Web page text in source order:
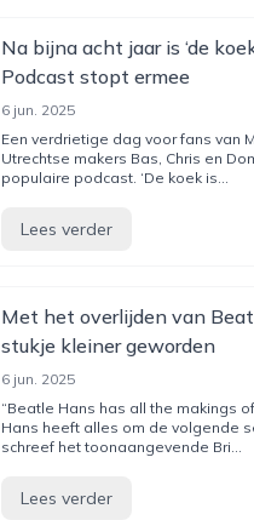
Na bijna acht jaar is ‘de
Podcast stopt ermee
6 jun. 2025
Een verdrietige dag voor fans van
Utrechtse makers Bas, Chris en
populaire podcast. ‘De koek is...
Lees verder
Met het overlijden van
stukje kleiner geworden
6 jun. 2025
“Beatle Hans has all the makings
Hans heeft alles om de volgende
schreef het toonaangevende Bri...
Lees verder